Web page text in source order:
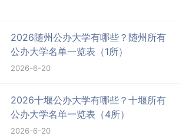
2026随州公办大学有哪些？随州所有
公办大学名单一览表（1所）
2026-6-20
2026十堰公办大学有哪些？十堰所有
公办大学名单一览表（4所）
2026-6-20